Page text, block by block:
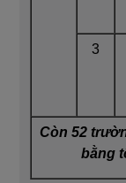
3
Còn 52
bằng